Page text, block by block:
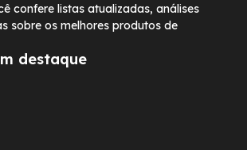
confere listas atualizadas, análises
sobre os melhores produtos de
destaque